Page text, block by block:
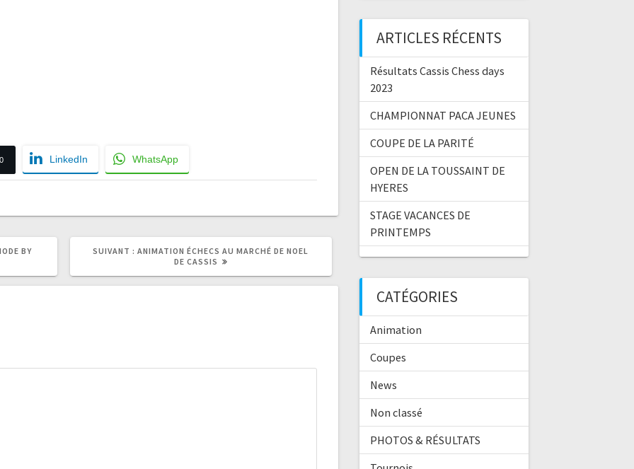
0 LinkedIn WhatsApp
BY SUIVANT : ARTICLE
SUIVANT
ANIMATION ÉCHECS AU MARCHÉ DE NOEL
DE CASSIS
ARTICLES RÉCENTS
Résultats Cassis Chess days
2023
CHAMPIONNAT PACA JEUNES
COUPE DE LA PARITÉ
OPEN DE LA TOUSSAINT DE
HYERES
STAGE VACANCES DE
PRINTEMPS
CATÉGORIES
Animation
Coupes
News
Non classé
PHOTOS & RÉSULTATS